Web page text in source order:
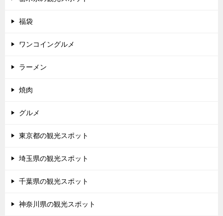
福袋
ワンコイングルメ
ラーメン
焼肉
グルメ
東京都の観光スポット
埼玉県の観光スポット
千葉県の観光スポット
神奈川県の観光スポット